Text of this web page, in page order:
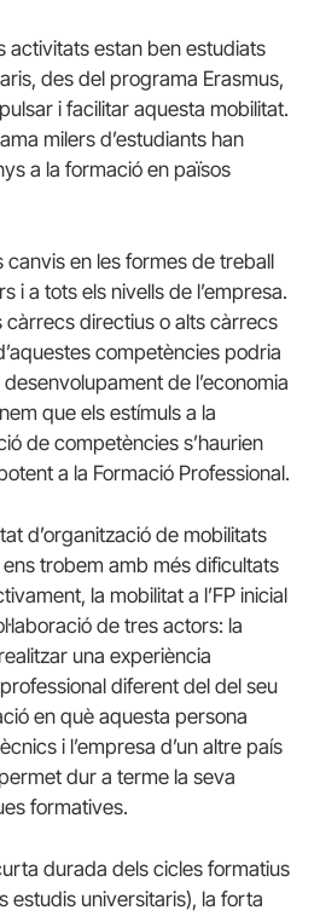
activitats estan ben estudiats
des del programa Erasmus,
i facilitar aquesta mobilitat.
milers d’estudiants han
a la formació en països
canvis en les formes de treball
i a tots els nivells de l’empresa.
càrrecs directius o alts càrrecs
competències podria
de l’economia
que els estímuls a la
de competències s’haurien
a la Formació Professional.
d’organització de mobilitats
trobem amb més dificultats
la mobilitat a l’FP inicial
de tres actors: la
una experiència
diferent del del seu
en què aquesta persona
i l’empresa d’un altre país
dur a terme la seva
formatives.
durada dels cicles formatius
estudis universitaris), la forta